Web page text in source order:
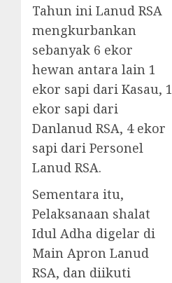
Tahun ini Lanud RSA
mengkurbankan
sebanyak 6 ekor
hewan antara lain 1
ekor sapi dari Kasau, 1
ekor sapi dari
Danlanud RSA, 4 ekor
sapi dari Personel
Lanud RSA.
Sementara itu,
Pelaksanaan shalat
Idul Adha digelar di
Main Apron Lanud
RSA, dan diikuti